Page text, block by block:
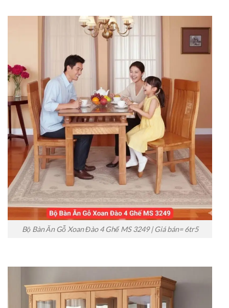
Bộ Bàn Ăn Gỗ Xoan Đào 4 Ghế MS 3249 | Giá bán= 6tr5